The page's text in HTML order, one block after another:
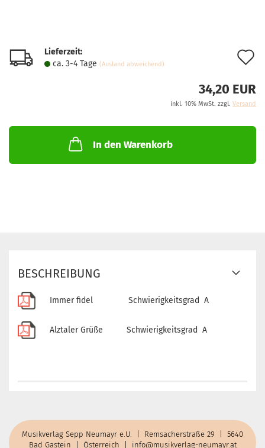
Lieferzeit:
ca. 3-4 Tage (Ausland abweichend)
34,20 EUR
inkl. 10% MwSt. zzgl. Versand
In den Warenkorb
BESCHREIBUNG
Immer fidel Schwierigkeitsgrad A
Alztaler Grüße Schwierigkeitsgrad A
Musikverlag Sepp Neumayr e.U. | Remsacherstraße 29 | 5640
Bad Gastein | Österreich |
info@musikverlag-neumayr.at